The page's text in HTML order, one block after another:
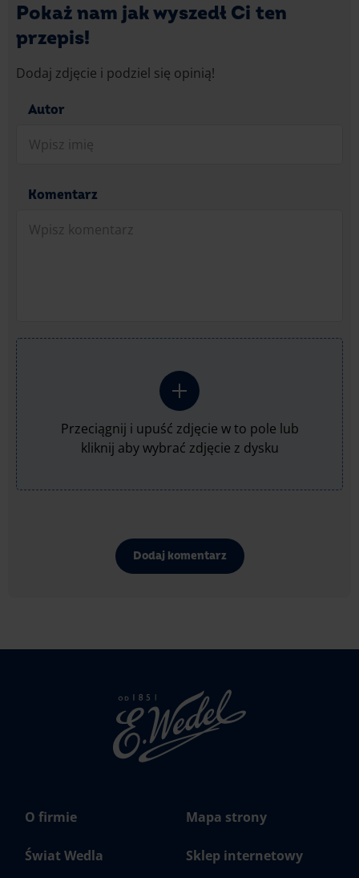
Pokaż nam jak wyszedł Ci ten
przepis!
Dodaj zdjęcie i podziel się opinią!
Autor
Komentarz
Przeciągnij i upuść zdjęcie w to pole lub
kliknij aby wybrać zdjęcie z dysku
Dodaj komentarz
Strona
głowna
Wedel.pl
O firmie
Świat Wedla
Mapa strony
Sklep internetowy